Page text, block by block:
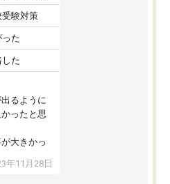
受験対策
た
た
るように
ったと思
大きかっ
年11月28日